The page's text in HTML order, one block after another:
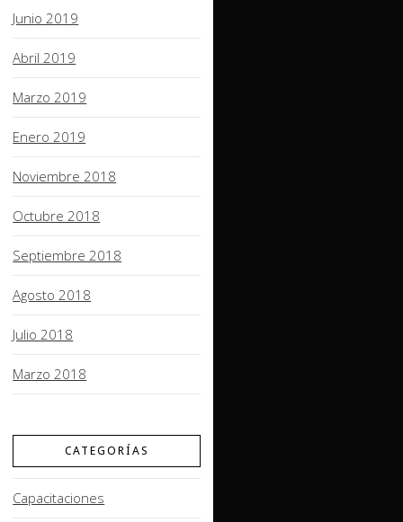
Junio 2019
Abril 2019
Marzo 2019
Enero 2019
Noviembre 2018
Octubre 2018
Septiembre 2018
Agosto 2018
Julio 2018
Marzo 2018
CATEGORÍAS
Capacitaciones